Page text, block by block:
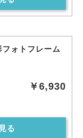
ォトフレーム
￥6,930
る